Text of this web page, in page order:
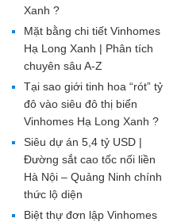
Xanh ?
Mặt bằng chi tiết Vinhomes
Hạ Long Xanh | Phân tích
chuyên sâu A-Z
Tại sao giới tinh hoa “rót” tỷ
đô vào siêu đô thị biển
Vinhomes Hạ Long Xanh ?
Siêu dự án 5,4 tỷ USD |
Đường sắt cao tốc nối liền
Hà Nội – Quảng Ninh chính
thức lộ diện
Biệt thự đơn lập Vinhomes